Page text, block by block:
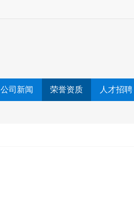
公司新闻 荣誉资质 人才招聘